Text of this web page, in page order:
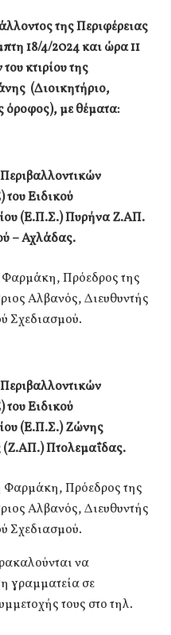
της Περιφέρειας
18/4/2024 και ώρα 11
κτιρίου της
(Διοικητήριο,
όροφος), με θέματα:
Ειδικού
(Ε.Π.Σ.) Πυρήνα Ζ.ΑΠ.
– Αχλάδας.
Πρόεδρος της
Αλβανός, Διευθυντής
Σχεδιασμού.
Ειδικού
(Ε.Π.Σ.) Ζώνης
(Ζ.ΑΠ.) Πτολεμαΐδας.
Φαρμάκη, Πρόεδρος της
Αλβανός, Διευθυντής
Σχεδιασμού.
να
γραμματεία σε
τους στο τηλ.